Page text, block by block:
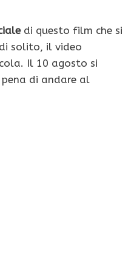
di questo film che si
solito, il video
Il 10 agosto si
di andare al